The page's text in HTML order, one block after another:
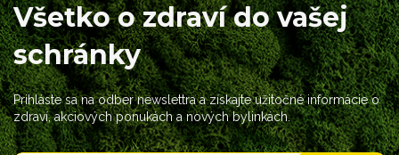
Všetko o zdraví do vašej
schránky
Prihláste sa na odber newslettra a získajte užitočné informácie o
zdraví, akciových ponukách a nových bylinkách.